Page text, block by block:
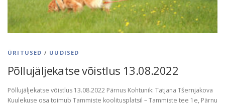
ÜRITUSED / UUDISED
Põllujäljekatse võistlus 13.08.2022
Põllujäljekatse võistlus 13.08.2022 Pärnus Kohtunik: Tatjana Tšernjakova
Kuulekuse osa toimub Tammiste koolitusplatsil – Tammiste tee 1e, Pärnu